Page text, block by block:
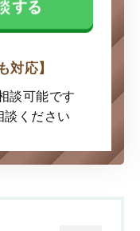
対応】
談可能です
談ください